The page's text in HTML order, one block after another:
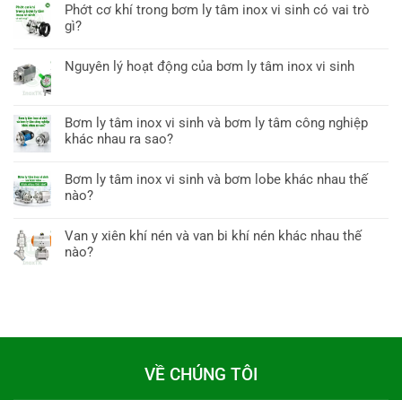
Phớt cơ khí trong bơm ly tâm inox vi sinh có vai trò
gì?
Nguyên lý hoạt động của bơm ly tâm inox vi sinh
Bơm ly tâm inox vi sinh và bơm ly tâm công nghiệp
khác nhau ra sao?
Bơm ly tâm inox vi sinh và bơm lobe khác nhau thế
nào?
Van y xiên khí nén và van bi khí nén khác nhau thế
nào?
VỀ CHÚNG TÔI